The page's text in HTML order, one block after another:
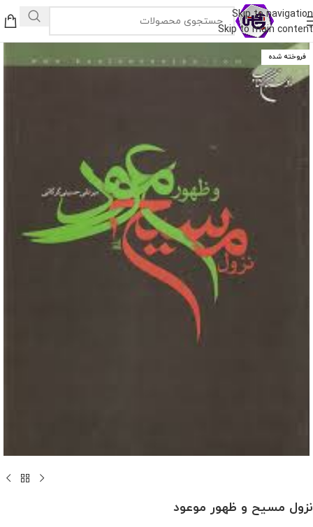
Skip to navigation
Skip to main content
فروخته شده
نزول مسیح و ظهور موعود